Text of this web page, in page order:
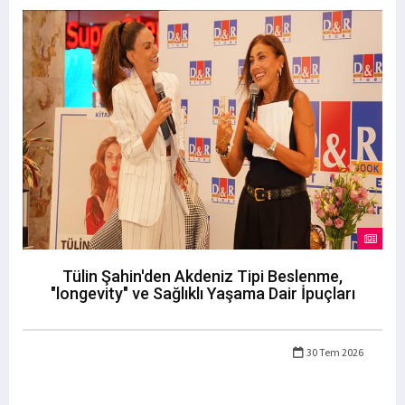
Tülin Şahin'den Akdeniz Tipi Beslenme,
"longevity" ve Sağlıklı Yaşama Dair İpuçları
30 Tem 2026